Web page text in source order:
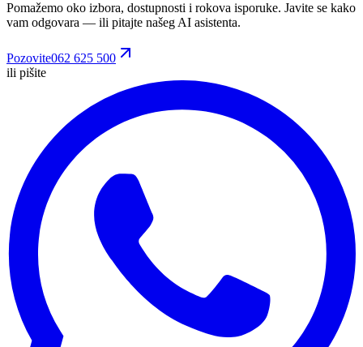
Pomažemo oko izbora, dostupnosti i rokova isporuke. Javite se kako
vam odgovara — ili pitajte našeg AI asistenta.
Pozovite062 625 500
ili pišite